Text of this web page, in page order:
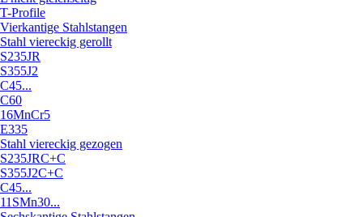
T-Profile
Vierkantige Stahlstangen
Stahl viereckig gerollt
S235JR
S355J2
C45...
C60
16MnCr5
E335
Stahl viereckig gezogen
S235JRC+C
S355J2C+C
C45...
11SMn30...